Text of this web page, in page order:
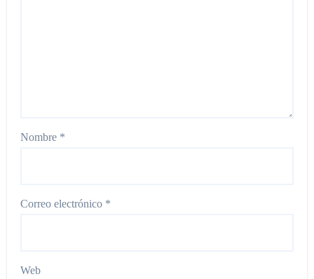
Nombre *
Correo electrónico *
Web